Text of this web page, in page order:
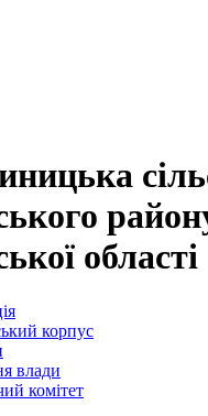
області
корпус
влади
комітет